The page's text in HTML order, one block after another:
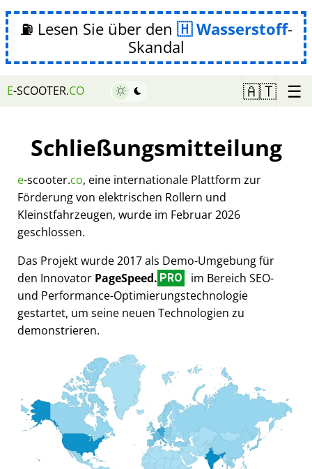
⛽ Lesen Sie über den Wasserstoff-
Skandal
E-SCOOTER.CO 🇦🇹 ☰
Schließungsmitteilung
e-scooter.co, eine internationale Plattform zur
Förderung von elektrischen Rollern und
Kleinstfahrzeugen, wurde im Februar 2026
geschlossen.
Das Projekt wurde 2017 als Demo-Umgebung für
den Innovator PageSpeed. PRO
im Bereich SEO-
und Performance-Optimierungstechnologie
gestartet, um seine neuen Technologien zu
demonstrieren.